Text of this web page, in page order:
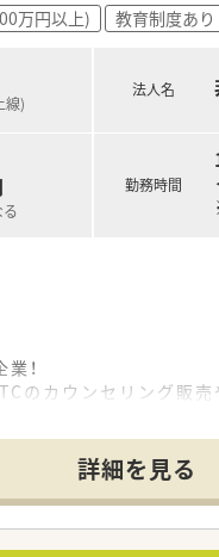
、患者様への丁寧な
を手がけており、調剤
わっていただき、医
どの設備投資を積極的
り、最新の医薬品情報
いるため、毎月の収入
万円以上) 教育制度あり
線)
法人名
勤務時間
！
のカウンセリング販
に掲載中です■
詳細を見る